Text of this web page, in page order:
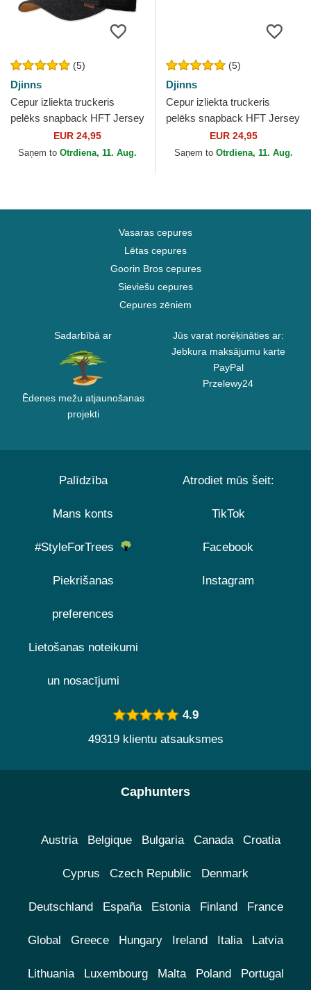
(5)
Djinns
Cepur izliekta truckeris
pelēks snapback HFT Jersey
Patch no Djinns
EUR 24,95
Saņem to Otrdiena, 11. Aug.
(5)
Djinns
Cepur izliekta truckeris
pelēks snapback HFT Jersey
Patch no Djinns
EUR 24,95
Saņem to Otrdiena, 11. Aug.
Vasaras cepures
Lētas cepures
Goorin Bros cepures
Sieviešu cepures
Cepures zēniem
Sadarbībā ar
Ēdenes mežu atjaunošanas
projekti
Jūs varat norēķināties ar:
Jebkura maksājumu karte
PayPal
Przelewy24
Palīdzība
Mans konts
#StyleForTrees
Piekrišanas
preferences
Lietošanas noteikumi
un nosacījumi
Atrodiet mūs šeit:
TikTok
Facebook
Instagram
4.9
49319 klientu atsauksmes
Caphunters
Austria Belgique Bulgaria Canada Croatia
Cyprus Czech Republic Denmark
Deutschland España Estonia Finland France
Global Greece Hungary Ireland Italia Latvia
Lithuania Luxembourg Malta Poland Portugal